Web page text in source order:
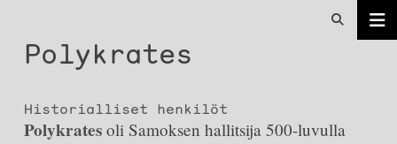
Polykrates
Historialliset henkilöt
Polykratesoli Samoksen hallitsija 500-luvulla